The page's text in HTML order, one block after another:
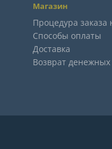
Магазин
Процедура заказа
Способы оплаты
Доставка
Возврат денежных